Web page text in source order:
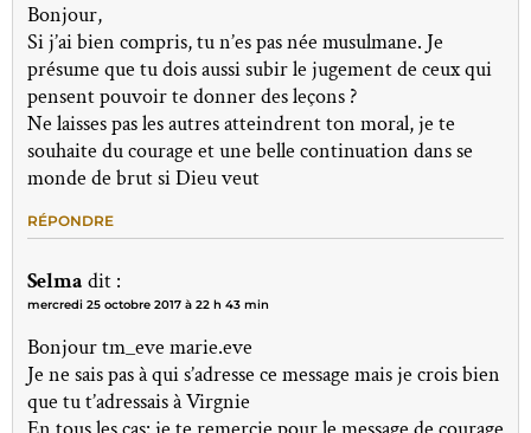
Bonjour,
Si j’ai bien compris, tu n’es pas née musulmane. Je
présume que tu dois aussi subir le jugement de ceux qui
pensent pouvoir te donner des leçons ?
Ne laisses pas les autres atteindrent ton moral, je te
souhaite du courage et une belle continuation dans se
monde de brut si Dieu veut
RÉPONDRE
Selma dit :
mercredi 25 octobre 2017 à 22 h 43 min
Bonjour tm_eve marie.eve
Je ne sais pas à qui s’adresse ce message mais je crois bien
que tu t’adressais à Virgnie